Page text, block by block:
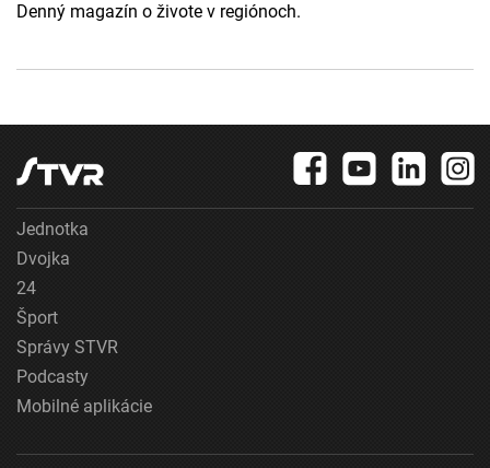
Denný magazín o živote v regiónoch.
Jednotka
Dvojka
24
Šport
Správy STVR
Podcasty
Mobilné aplikácie